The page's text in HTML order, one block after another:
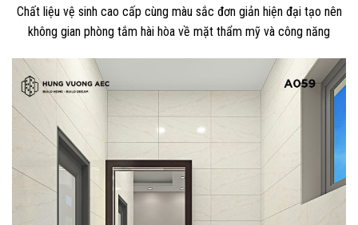
Chất liệu vệ sinh cao cấp cùng màu sắc đơn giản hiện đại tạo nên
không gian phòng tắm hài hòa về mặt thẩm mỹ và công năng